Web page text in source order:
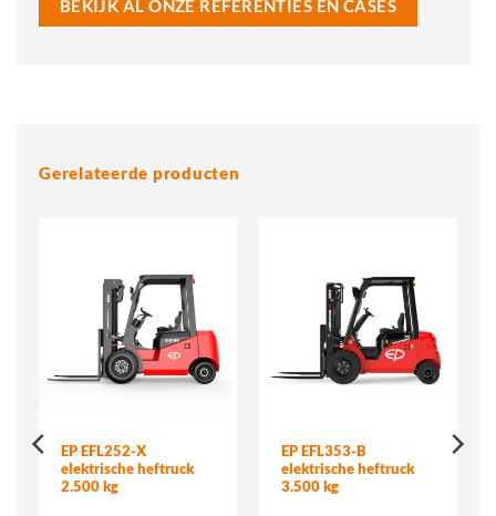
BEKIJK AL ONZE REFERENTIES EN CASES
Gerelateerde producten
EP EFL252-X
elektrische heftruck
2.500 kg
EP EFL353-B
elektrische heftruck
3.500 kg